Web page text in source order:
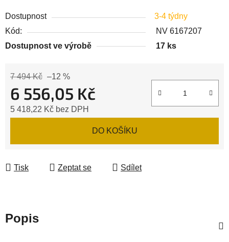
Dostupnost
3-4 týdny
Kód:
NV 6167207
Dostupnost ve výrobě
17 ks
7 494 Kč –12 %
6 556,05 Kč
5 418,22 Kč bez DPH
DO KOŠÍKU
Tisk Zeptat se Sdílet
Popis